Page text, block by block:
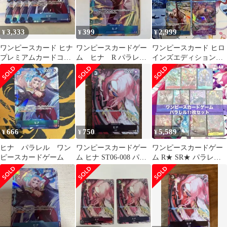
¥3,333
ワンピースカード ヒナ
プレミアムカードコレ
クション パラレル
¥399
ワンピースカードゲー
ム ヒナ R パラレ
ル ヒロインズエディ
ション
¥2,999
ワンピースカード ヒロ
インズエディション
パラレル まとめ売り
¥666
ヒナ パラレル ワン
ピースカードゲーム
¥ 750
ワンピースカードゲー
ム ヒナ ST06-008 パラ
レル
¥5,589
ワンピースカードゲー
ム R★ SR★ パラレル
11枚セットまとめ売り